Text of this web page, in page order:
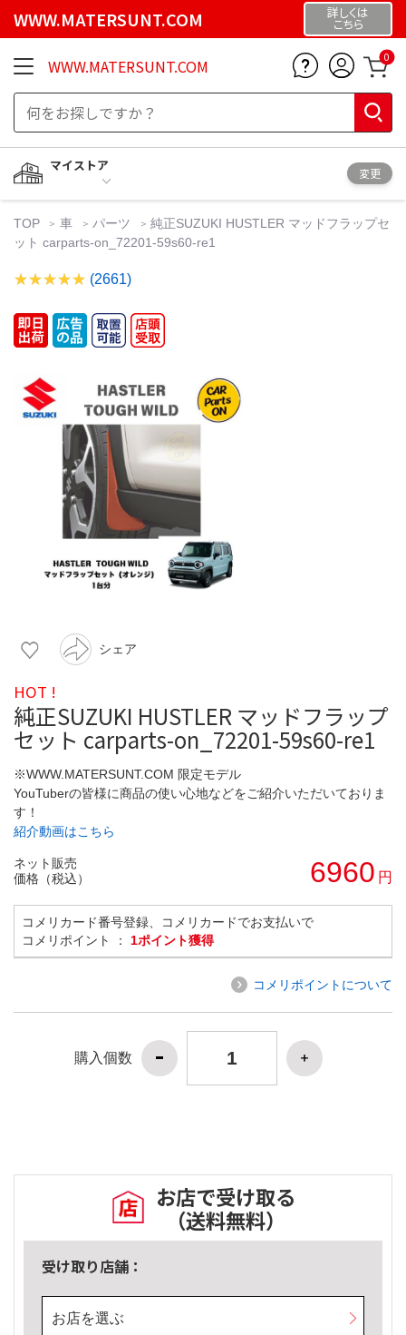
WWW.MATERSUNT.COM 詳しくは
こちら
WWW.MATERSUNT.COM 0
マイストア
変更
TOP 車 パーツ
純正SUZUKI HUSTLER マッドフラップセ
ット carparts-on_72201-59s60-re1
(2661)
シェア
HOT !
純正SUZUKI HUSTLER マッドフラップ
セット carparts-on_72201-59s60-re1
※WWW.MATERSUNT.COM 限定モデル
YouTuberの皆様に商品の使い心地などをご紹介いただいておりま
す！
紹介動画はこちら
ネット販売
価格（税込）
6960 円
コメリカード番号登録、コメリカードでお支払いで
コメリポイント ： 1ポイント獲得
コメリポイントについて
購入個数
お店で受け取る
（送料無料）
受け取り店舗：
お店を選ぶ